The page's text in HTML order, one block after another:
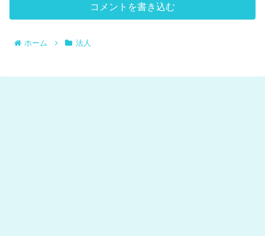
コメントを書き込む
ホーム 法人